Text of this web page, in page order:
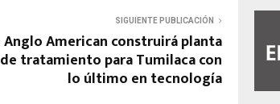
SIGUIENTE PUBLICACIÓN
Anglo American construirá planta
de tratamiento para Tumilaca con
lo último en tecnología